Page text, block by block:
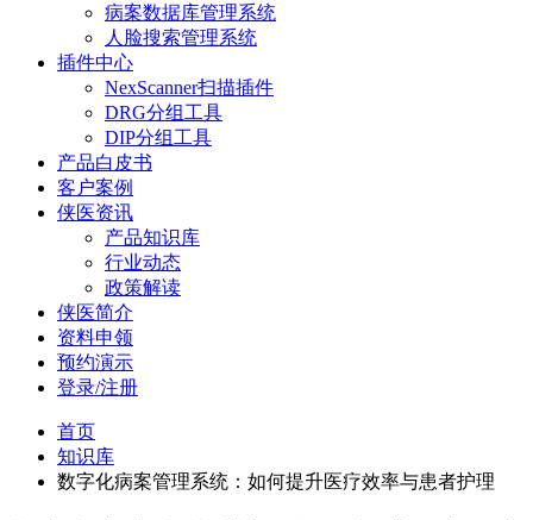
病案数据库管理系统
人脸搜索管理系统
插件中心
NexScanner扫描插件
DRG分组工具
DIP分组工具
产品白皮书
客户案例
侠医资讯
产品知识库
行业动态
政策解读
侠医简介
资料申领
预约演示
登录/注册
首页
知识库
数字化病案管理系统：如何提升医疗效率与患者护理